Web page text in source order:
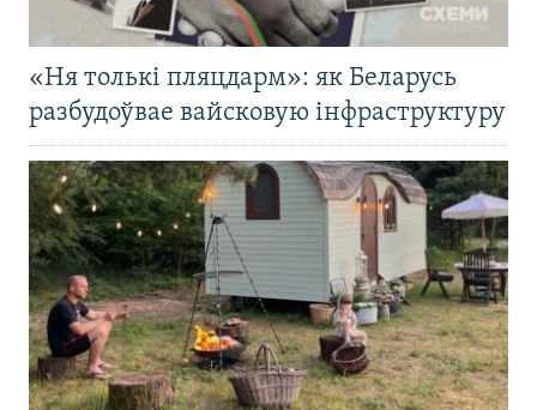
«Ня толькі пляцдарм»: як Беларусь
разбудоўвае вайсковую інфраструктуру